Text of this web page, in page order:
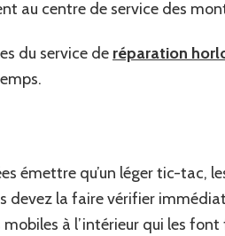
au centre de service des
du service de réparation
émettre qu’un léger tic-tac,
devez la faire vérifier
à l’intérieur qui les